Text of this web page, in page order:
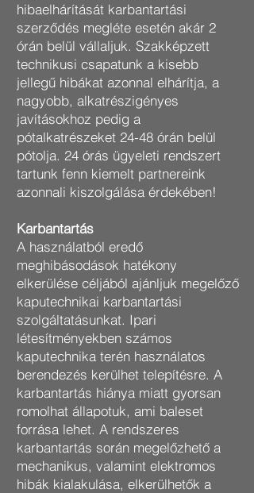
hibaelhárítását karbantartási
szerződés megléte esetén akár 2
órán belül vállaljuk. Szakképzett
technikusi csapatunk a kisebb
jellegű hibákat azonnal elhárítja, a
nagyobb, alkatrészigényes
javításokhoz pedig a
pótalkatrészeket 24-48 órán belül
pótolja. 24 órás ügyeleti rendszert
tartunk fenn kiemelt partnereink
azonnali kiszolgálása érdekében!
Karbantartás
A használatból eredő
meghibásodások hatékony
elkerülése céljából ajánljuk megelőző
kaputechnikai karbantartási
szolgáltatásunkat. Ipari
létesítményekben számos
kaputechnika terén használatos
berendezés kerülhet telepítésre. A
karbantartás hiánya miatt gyorsan
romolhat állapotuk, ami baleset
forrása lehet. A rendszeres
karbantartás során megelőzhető a
mechanikus, valamint elektromos
hibák kialakulása, elkerülhetők a